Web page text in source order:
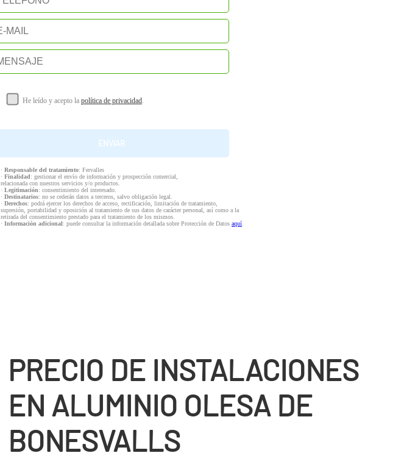
He leído y acepto la política de privacidad.
· Responsable del tratamiento: Fervalles
· Finalidad: gestionar el envío de información y prospección comercial,
relacionada con nuestros servicios y/o productos.
· Legitimación: consentimiento del interesado.
· Destinatarios: no se cederán datos a terceros, salvo obligación legal.
· Derechos: podrá ejercer los derechos de acceso, rectificación, limitación de tratamiento,
supresión, portabilidad y oposición al tratamiento de sus datos de carácter personal, así como a la
retirada del consentimiento prestado para el tratamiento de los mismos.
· Información adicional: puede consultar la información detallada sobre Protección de Datos aquí.
PRECIO DE INSTALACIONES
EN ALUMINIO OLESA DE
BONESVALLS